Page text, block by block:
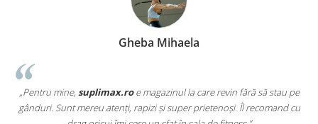
Gheba Mihaela
„Pentru mine, suplimax.roe magazinul la care revin fără să stau pe
gânduri. Sunt mereu atenți, rapizi și super prietenoși. Îl recomand cu